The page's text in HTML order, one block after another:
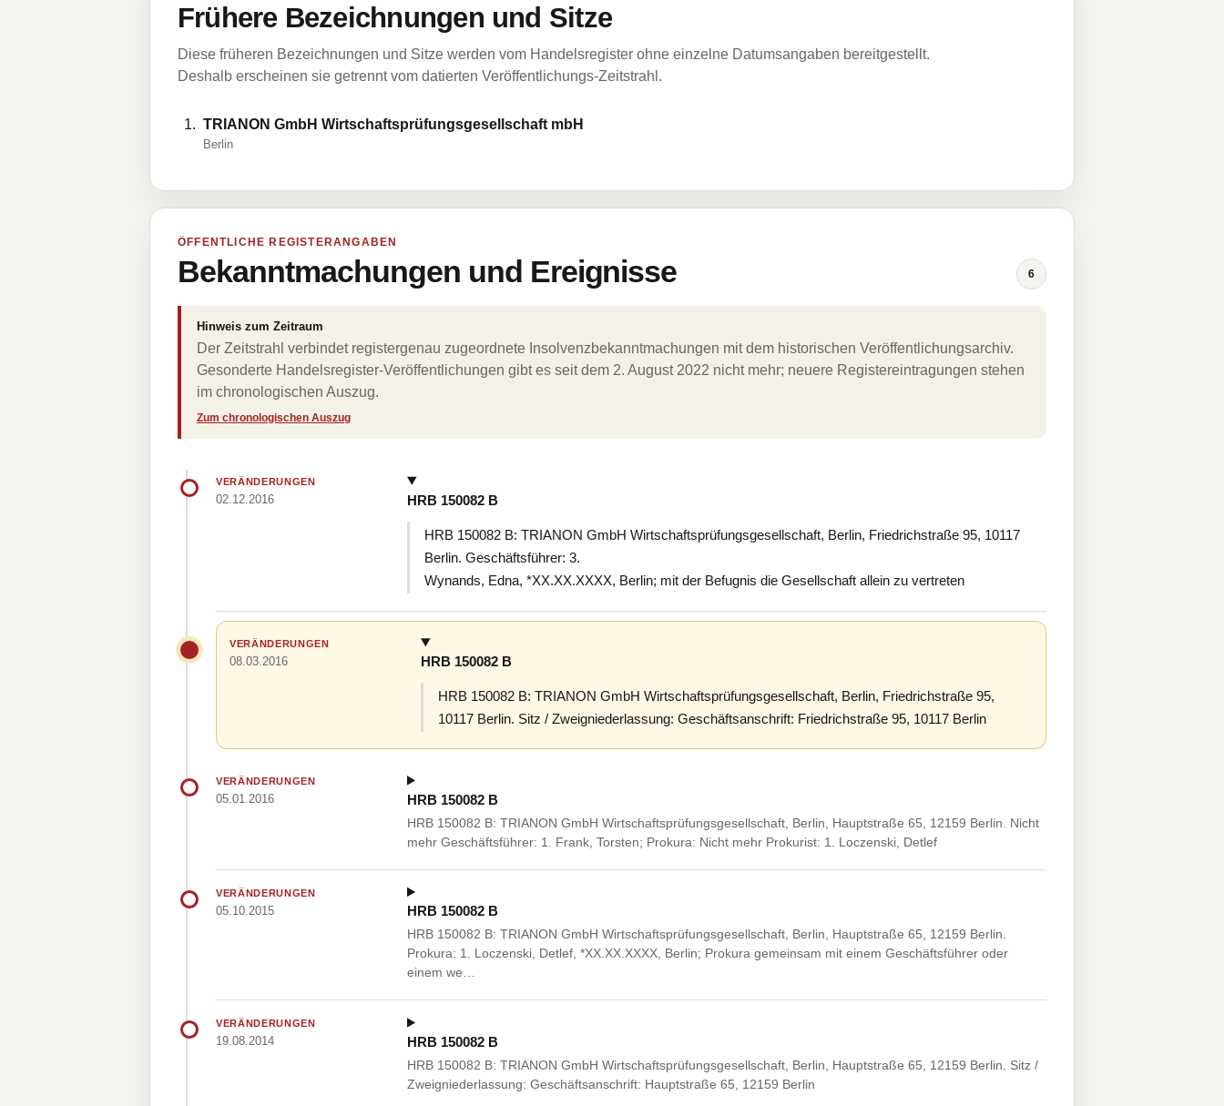
Frühere Bezeichnungen und Sitze
Diese früheren Bezeichnungen und Sitze werden vom Handelsregister ohne einzelne Datumsangaben bereitgestellt.
Deshalb erscheinen sie getrennt vom datierten Veröffentlichungs-Zeitstrahl.
TRIANON GmbH Wirtschaftsprüfungsgesellschaft mbH
Berlin
ÖFFENTLICHE REGISTERANGABEN
Bekanntmachungen und Ereignisse 6
Hinweis zum Zeitraum
Der Zeitstrahl verbindet registergenau zugeordnete Insolvenzbekanntmachungen mit dem historischen Veröffentlichungsarchiv.
Gesonderte Handelsregister-Veröffentlichungen gibt es seit dem 2. August 2022 nicht mehr; neuere Registereintragungen stehen
im chronologischen Auszug.
Zum chronologischen Auszug
VERÄNDERUNGEN
02.12.2016 HRB 150082 B
HRB 150082 B: TRIANON GmbH Wirtschaftsprüfungsgesellschaft, Berlin, Friedrichstraße 95, 10117
Berlin. Geschäftsführer: 3.
Wynands, Edna, *XX.XX.XXXX, Berlin; mit der Befugnis die Gesellschaft allein zu vertreten
VERÄNDERUNGEN
08.03.2016 HRB 150082 B
HRB 150082 B: TRIANON GmbH Wirtschaftsprüfungsgesellschaft, Berlin, Friedrichstraße 95,
10117 Berlin. Sitz / Zweigniederlassung: Geschäftsanschrift: Friedrichstraße 95, 10117 Berlin
VERÄNDERUNGEN
05.01.2016 HRB 150082 B
HRB 150082 B: TRIANON GmbH Wirtschaftsprüfungsgesellschaft, Berlin, Hauptstraße 65, 12159 Berlin. Nicht
mehr Geschäftsführer: 1. Frank, Torsten; Prokura: Nicht mehr Prokurist: 1. Loczenski, Detlef
VERÄNDERUNGEN
05.10.2015 HRB 150082 B
HRB 150082 B: TRIANON GmbH Wirtschaftsprüfungsgesellschaft, Berlin, Hauptstraße 65, 12159 Berlin.
Prokura: 1. Loczenski, Detlef, *XX.XX.XXXX, Berlin; Prokura gemeinsam mit einem Geschäftsführer oder
einem we…
VERÄNDERUNGEN
19.08.2014 HRB 150082 B
HRB 150082 B: TRIANON GmbH Wirtschaftsprüfungsgesellschaft, Berlin, Hauptstraße 65, 12159 Berlin. Sitz /
Zweigniederlassung: Geschäftsanschrift: Hauptstraße 65, 12159 Berlin